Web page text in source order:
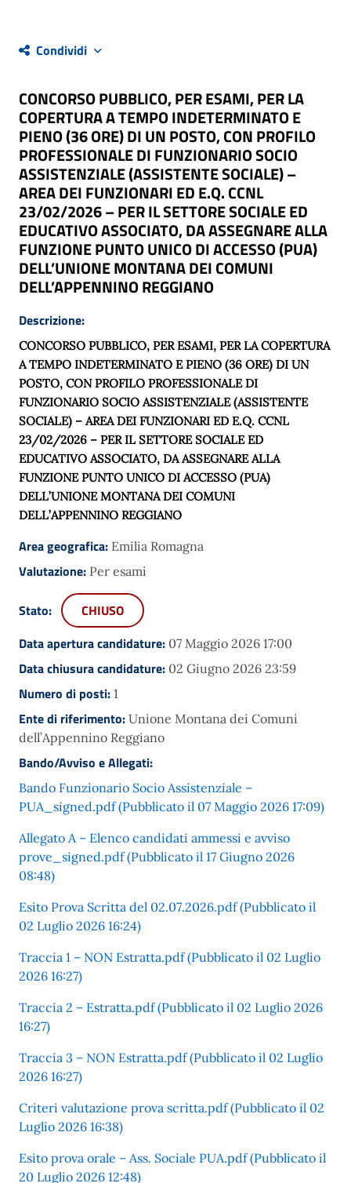
Condividi
CONCORSO PUBBLICO, PER ESAMI, PER LA
COPERTURA A TEMPO INDETERMINATO E
PIENO (36 ORE) DI UN POSTO, CON PROFILO
PROFESSIONALE DI FUNZIONARIO SOCIO
ASSISTENZIALE (ASSISTENTE SOCIALE) –
AREA DEI FUNZIONARI ED E.Q. CCNL
23/02/2026 – PER IL SETTORE SOCIALE ED
EDUCATIVO ASSOCIATO, DA ASSEGNARE ALLA
FUNZIONE PUNTO UNICO DI ACCESSO (PUA)
DELL’UNIONE MONTANA DEI COMUNI
DELL’APPENNINO REGGIANO
Descrizione:
CONCORSO PUBBLICO, PER ESAMI, PER LA COPERTURA
A TEMPO INDETERMINATO E PIENO (36 ORE) DI UN
POSTO, CON PROFILO PROFESSIONALE DI
FUNZIONARIO SOCIO ASSISTENZIALE (ASSISTENTE
SOCIALE) – AREA DEI FUNZIONARI ED E.Q. CCNL
23/02/2026 – PER IL SETTORE SOCIALE ED
EDUCATIVO ASSOCIATO, DA ASSEGNARE ALLA
FUNZIONE PUNTO UNICO DI ACCESSO (PUA)
DELL’UNIONE MONTANA DEI COMUNI
DELL’APPENNINO REGGIANO
Area geografica: Emilia Romagna
Valutazione: Per esami
Stato:
CHIUSO
Data apertura candidature: 07 Maggio 2026 17:00
Data chiusura candidature: 02 Giugno 2026 23:59
Numero di posti: 1
Ente di riferimento: Unione Montana dei Comuni
dell’Appennino Reggiano
Bando/Avviso e Allegati:
Bando Funzionario Socio Assistenziale –
PUA_signed.pdf (Pubblicato il 07 Maggio 2026 17:09)
Allegato A – Elenco candidati ammessi e avviso
prove_signed.pdf (Pubblicato il 17 Giugno 2026
08:48)
Esito Prova Scritta del 02.07.2026.pdf (Pubblicato il
02 Luglio 2026 16:24)
Traccia 1 – NON Estratta.pdf (Pubblicato il 02 Luglio
2026 16:27)
Traccia 2 – Estratta.pdf (Pubblicato il 02 Luglio 2026
16:27)
Traccia 3 – NON Estratta.pdf (Pubblicato il 02 Luglio
2026 16:27)
Criteri valutazione prova scritta.pdf (Pubblicato il 02
Luglio 2026 16:38)
Esito prova orale – Ass. Sociale PUA.pdf (Pubblicato il
20 Luglio 2026 12:48)